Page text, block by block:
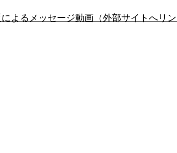
よるメッセージ動画（外部サイトへリ